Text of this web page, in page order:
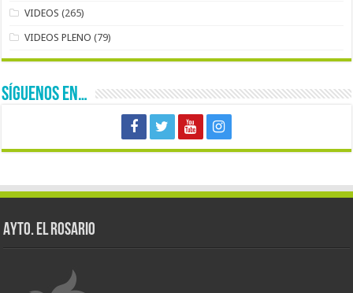
VIDEOS (265)
VIDEOS PLENO (79)
SÍGUENOS EN…
AYTO. EL ROSARIO